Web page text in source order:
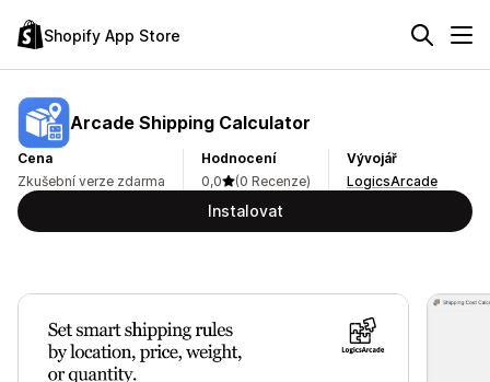
Shopify App Store
Arcade Shipping Calculator
Cena
Zkušební verze zdarma
Hodnocení
0,0
(0 Recenze)
Vývojář
LogicsArcade
Instalovat